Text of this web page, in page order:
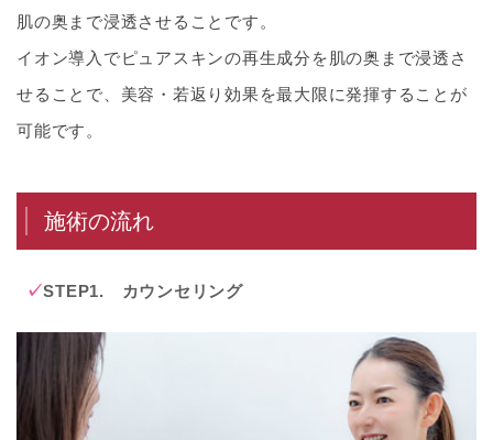
肌の奥まで浸透させることです。
イオン導入でピュアスキンの再生成分を肌の奥まで浸透さ
せることで、美容・若返り効果を最大限に発揮することが
可能です。
施術の流れ
STEP1. カウンセリング